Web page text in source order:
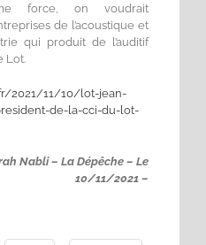
force, on voudrait
de l’acoustique et
qui produit de l’auditif
Lot.
2021/11/10/lot-jean-
de-la-cci-du-lot-
Nabli – La Dépêche – Le
10/11/2021 –